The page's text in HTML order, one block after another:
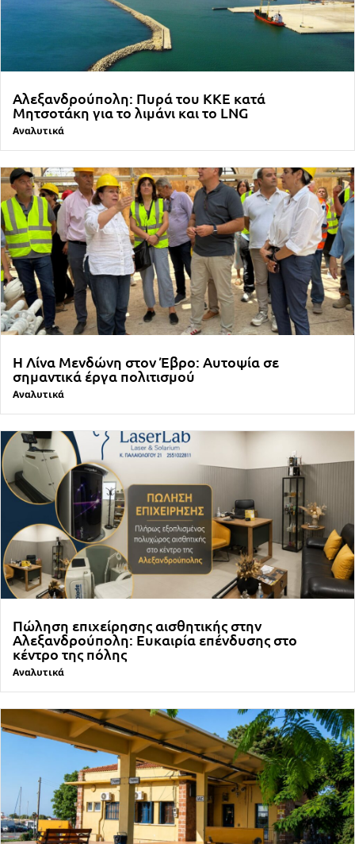
Αλεξανδρούπολη: Πυρά του ΚΚΕ κατά
Μητσοτάκη για το λιμάνι και το LNG
Αναλυτικά
Η Λίνα Μενδώνη στον Έβρο: Αυτοψία σε
σημαντικά έργα πολιτισμού
Αναλυτικά
Πώληση επιχείρησης αισθητικής στην
Αλεξανδρούπολη: Ευκαιρία επένδυσης στο
κέντρο της πόλης
Αναλυτικά